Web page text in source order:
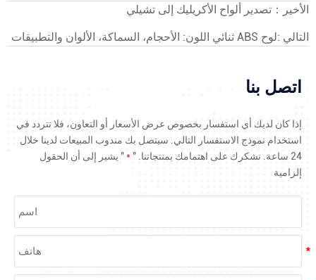
الأخير： تصدير ألواح الأكريليك إلى تشيلي
التالي :لوح ABS ثنائي اللون: الأحجام، السماكة، الألوان والتطبيقات
اتصل بنا
إذا كان لديك أي استفسار بخصوص عرض الأسعار أو التعاون، فلا تتردد في
استخدام نموذج الاستفسار التالي. سيتصل بك مندوب المبيعات لدينا خلال
24 ساعة. نشكرك على اهتمامك بمنتجاتنا. "
*" يشير إلى أن الحقول
إلزامية